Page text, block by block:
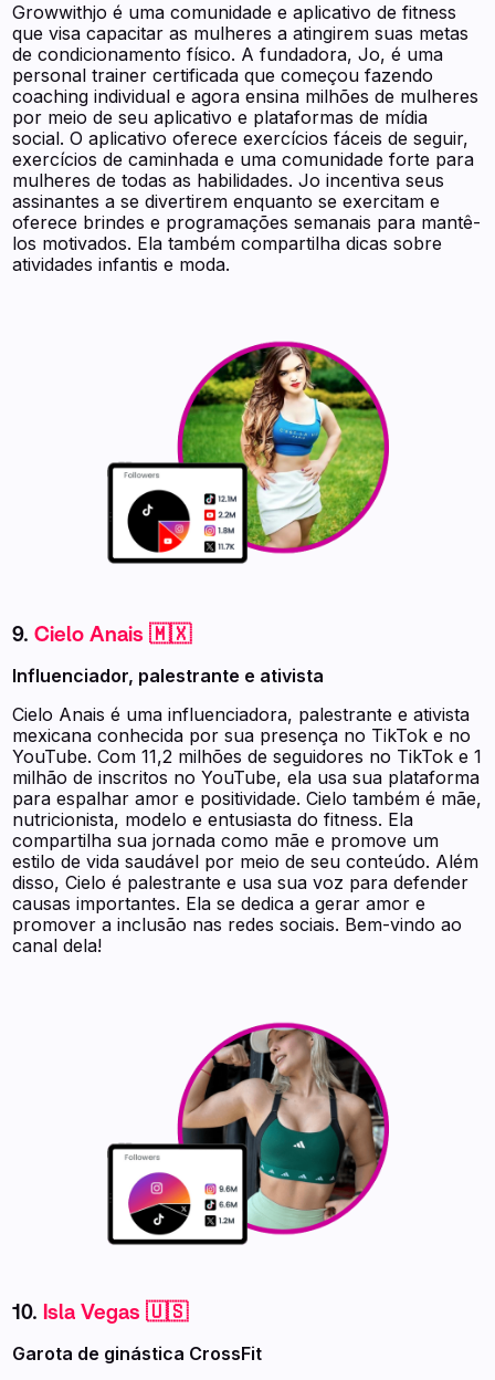
Growwithjo é uma comunidade e aplicativo de fitness
que visa capacitar as mulheres a atingirem suas metas
de condicionamento físico. A fundadora, Jo, é uma
personal trainer certificada que começou fazendo
coaching individual e agora ensina milhões de mulheres
por meio de seu aplicativo e plataformas de mídia
social. O aplicativo oferece exercícios fáceis de seguir,
exercícios de caminhada e uma comunidade forte para
mulheres de todas as habilidades. Jo incentiva seus
assinantes a se divertirem enquanto se exercitam e
oferece brindes e programações semanais para mantê-
los motivados. Ela também compartilha dicas sobre
atividades infantis e moda.
9.Cielo Anais 🇲🇽
Influenciador, palestrante e ativista
Cielo Anais é uma influenciadora, palestrante e ativista
mexicana conhecida por sua presença no TikTok e no
YouTube. Com 11,2 milhões de seguidores no TikTok e 1
milhão de inscritos no YouTube, ela usa sua plataforma
para espalhar amor e positividade. Cielo também é mãe,
nutricionista, modelo e entusiasta do fitness. Ela
compartilha sua jornada como mãe e promove um
estilo de vida saudável por meio de seu conteúdo. Além
disso, Cielo é palestrante e usa sua voz para defender
causas importantes. Ela se dedica a gerar amor e
promover a inclusão nas redes sociais. Bem-vindo ao
canal dela!
10. Isla Vegas 🇺🇸
Garota de ginástica CrossFit